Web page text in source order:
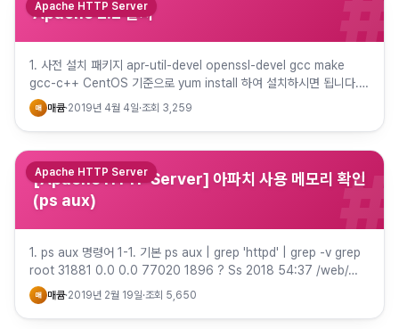
Apache 2.2 설치
Apache HTTP Server
1. 사전 설치 패키지 apr-util-devel openssl-devel gcc make
gcc-c++ CentOS 기준으로 yum install 하여 설치하시면 됩니다.
이미 설치되어 있을 수도…
매 매큠·2019년 4월 4일·조회 3,259
[Apache HTTP Server] 아파치 사용 메모리 확인
(ps aux)
#
Apache HTTP Server
1. ps aux 명령어 1-1. 기본 ps aux | grep 'httpd' | grep -v grep
root 31881 0.0 0.0 77020 1896 ? Ss 2018 54:37 /web/…
매 매큠·2019년 2월 19일·조회 5,650